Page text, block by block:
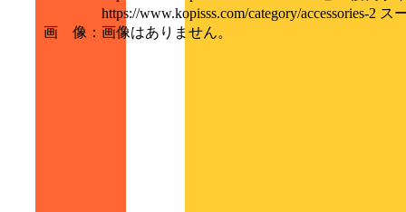
https://www.kopisss.com/category/accessories-2
画 像 ： 画像はありません。